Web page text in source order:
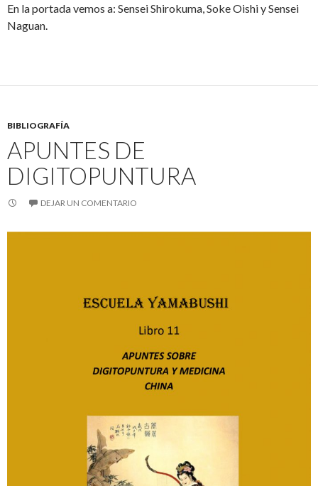
En la portada vemos a: Sensei Shirokuma, Soke Oishi y Sensei
Naguan.
BIBLIOGRAFÍA
APUNTES DE
DIGITOPUNTURA
DEJAR UN COMENTARIO